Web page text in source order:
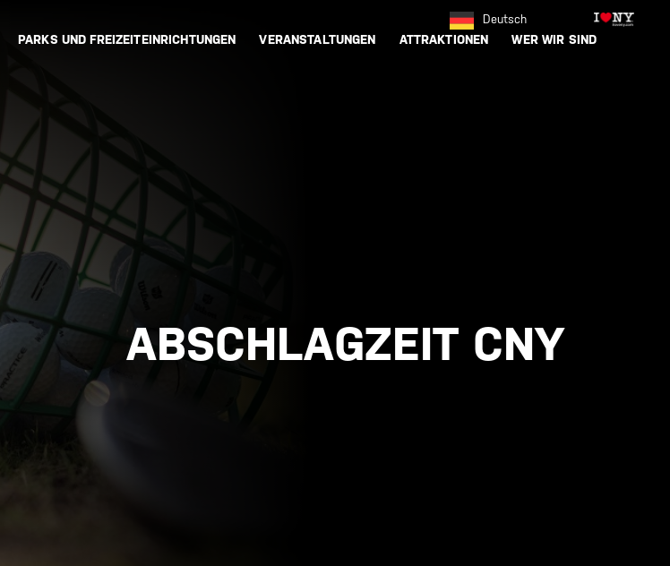
Deutsch
PARKS UND FREIZEITEINRICHTUNGEN VERANSTALTUNGEN ATTRAKTIONEN WER WIR SIND
ABSCHLAGZEIT CNY